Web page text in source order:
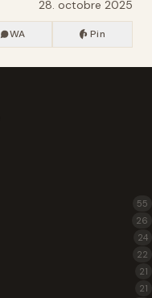
28. octobre 2025
WA Pin
55
26
24
22
21
21